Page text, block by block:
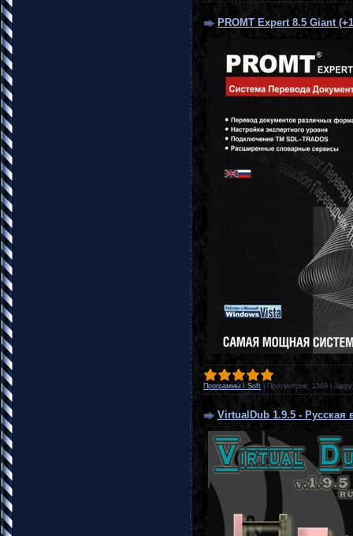
PROMT Expert 8.5 Giant
Программы \ Soft Просмотров: 1569
VirtualDub 1.9.5 - Русская